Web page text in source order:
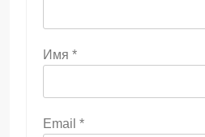
Имя *
Email *